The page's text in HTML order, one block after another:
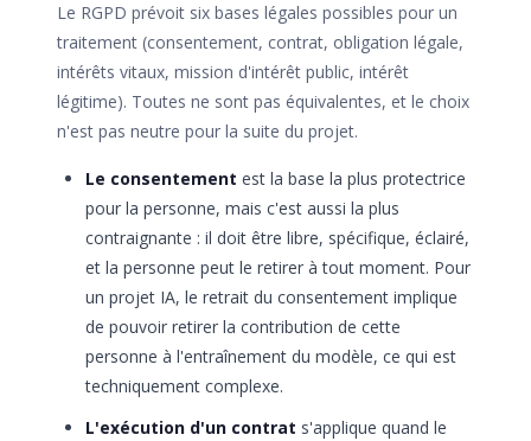
Le RGPD prévoit six bases légales possibles pour un
traitement (consentement, contrat, obligation légale,
intérêts vitaux, mission d'intérêt public, intérêt
légitime). Toutes ne sont pas équivalentes, et le choix
n'est pas neutre pour la suite du projet.
Le consentement est la base la plus protectrice
pour la personne, mais c'est aussi la plus
contraignante : il doit être libre, spécifique, éclairé,
et la personne peut le retirer à tout moment. Pour
un projet IA, le retrait du consentement implique
de pouvoir retirer la contribution de cette
personne à l'entraînement du modèle, ce qui est
techniquement complexe.
L'exécution d'un contrat s'applique quand le